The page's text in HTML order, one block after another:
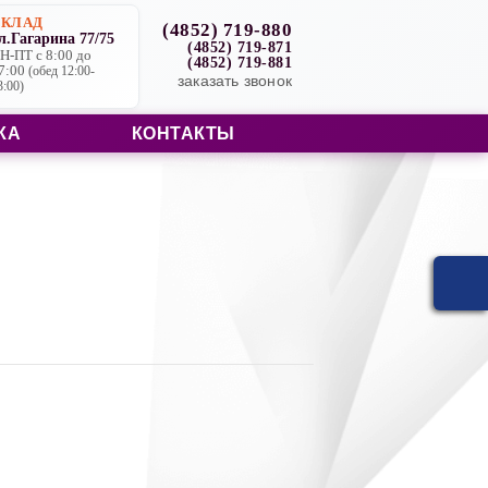
77/75
ПТ с 8:00 до
(обед 12:00-
(4852) 719-880
(4852) 719-871
(4852) 719-881
заказать звонок
КОНТАКТЫ